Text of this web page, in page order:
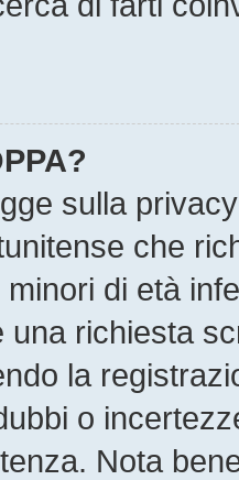
sulla
che
di età
richiesta
la
o
Nota